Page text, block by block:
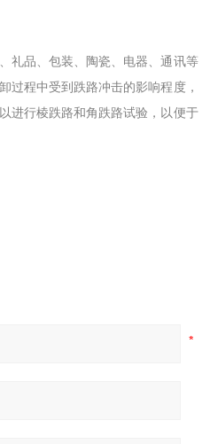
礼品、包装、陶瓷、电器、通讯等
过程中受到跌路冲击的影响程度，
进行棱跌路和角跌路试验，以便于